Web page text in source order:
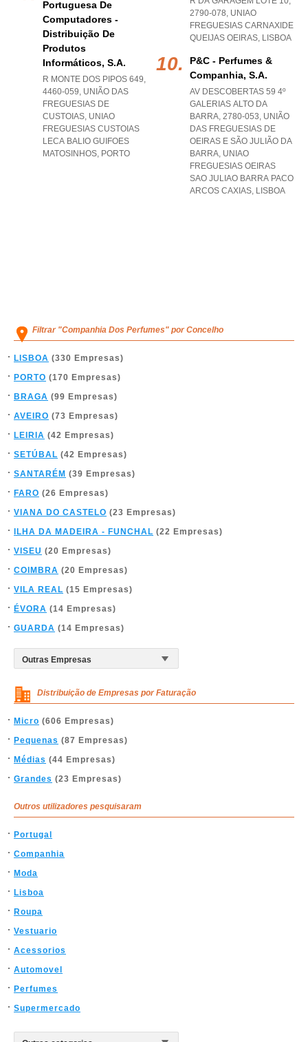
Portuguesa De
Computadores -
Distribuição De
Produtos
Informáticos, S.a.
R MONTE DOS PIPOS 649,
4460-059, UNIÃO DAS
FREGUESIAS DE
CUSTOIAS, UNIAO
FREGUESIAS CUSTOIAS
LECA BALIO GUIFOES
MATOSINHOS, PORTO
2790-078, UNIAO
FREGUESIAS CARNAXIDE
QUEIJAS OEIRAS, LISBOA
P&c - Perfumes &
Companhia, S.a.
AV DESCOBERTAS 59 4º
GALERIAS ALTO DA
BARRA, 2780-053, UNIÃO
DAS FREGUESIAS DE
OEIRAS E SÃO JULIÃO DA
BARRA, UNIAO
FREGUESIAS OEIRAS
SAO JULIAO BARRA PACO
ARCOS CAXIAS, LISBOA
Filtrar "Companhia Dos Perfumes" por Concelho
LISBOA (330 Empresas)
PORTO (170 Empresas)
BRAGA (99 Empresas)
AVEIRO (73 Empresas)
LEIRIA (42 Empresas)
SETÚBAL (42 Empresas)
SANTARÉM (39 Empresas)
FARO (26 Empresas)
VIANA DO CASTELO (23 Empresas)
ILHA DA MADEIRA - FUNCHAL (22 Empresas)
VISEU (20 Empresas)
COIMBRA (20 Empresas)
VILA REAL (15 Empresas)
ÉVORA (14 Empresas)
GUARDA (14 Empresas)
Distribuição de Empresas por Faturação
Micro (606 Empresas)
Pequenas (87 Empresas)
Médias (44 Empresas)
Grandes (23 Empresas)
Outros utilizadores pesquisaram
Portugal
Companhia
Moda
Lisboa
Roupa
Vestuario
Acessorios
Automovel
Perfumes
Supermercado